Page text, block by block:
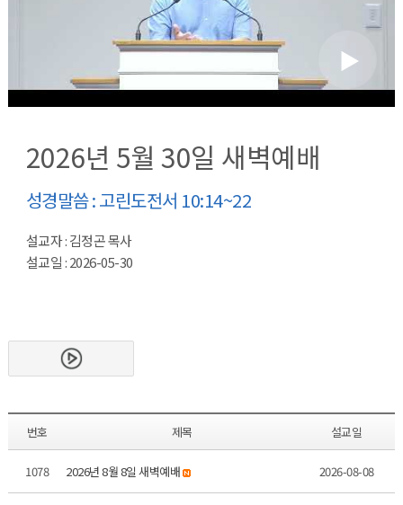
2026년 5월 30일 새벽예배
성경말씀 : 고린도전서 10:14~22
설교자 : 김정곤 목사
설교일 : 2026-05-30
번호 제목 설교일
1078 2026년 8월 8일 새벽예배 2026-08-08